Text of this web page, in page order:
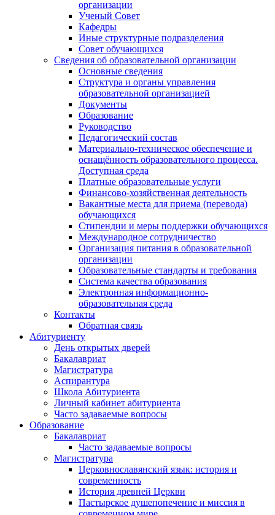
организации
Ученый Совет
Кафедры
Иные структурные подразделения
Совет обучающихся
Сведения об образовательной организации
Основные сведения
Структура и органы управления
образовательной организацией
Документы
Образование
Руководство
Педагогический состав
Материально-техническое обеспечение и
оснащённость образовательного процесса.
Доступная среда
Платные образовательные услуги
Финансово-хозяйственная деятельность
Вакантные места для приема (перевода)
обучающихся
Стипендии и меры поддержки обучающихся
Международное сотрудничество
Организация питания в образовательной
организации
Образовательные стандарты и требования
Система качества образования
Электронная информационно-
образовательная среда
Контакты
Обратная связь
Абитуриенту
День открытых дверей
Бакалавриат
Магистратура
Аспирантура
Школа Абитуриента
Личный кабинет абитуриента
Часто задаваемые вопросы
Образование
Бакалавриат
Часто задаваемые вопросы
Магистратура
Церковнославянский язык: история и
современность
История древней Церкви
Пастырское душепопечение и миссия в